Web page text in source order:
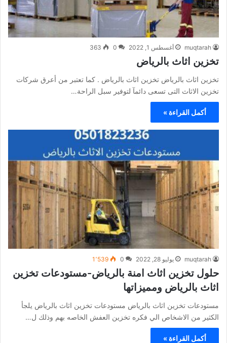
muqtarah أغسطس 1, 2022 0
363
تخزين اثاث بالرياض
تخزين اثاث بالرياض تخزين اثاث بالرياض . كما تعتبر من أعرق شركات
تخزين الاثاث التى تسعى دائمآ لتوفير سبل الراحة…
أكمل القراءة »
muqtarah يوليو 28, 2022 0 1٬539
حلول تخزين اثاث امنة بالرياض-مستودعات تخزين
اثاث بالرياض ومميزاتها
مستودعات تخزين اثاث بالرياض مستودعات تخزين اثاث بالرياض يلجأ
الكثير من الاشخاص الي فكره تخزين العفش الخاصه بهم وذلك ل…
أكمل القراءة »